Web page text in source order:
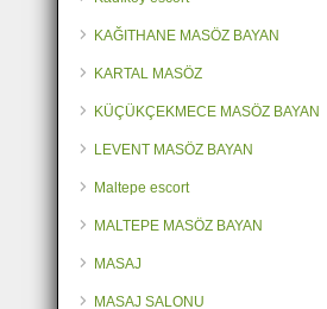
KAĞITHANE MASÖZ BAYAN
KARTAL MASÖZ
KÜÇÜKÇEKMECE MASÖZ BAYAN
LEVENT MASÖZ BAYAN
Maltepe escort
MALTEPE MASÖZ BAYAN
MASAJ
MASAJ SALONU